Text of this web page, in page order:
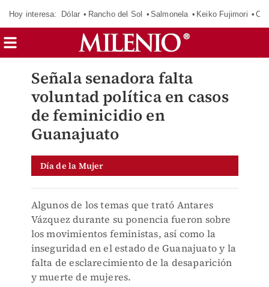
Hoy interesa: Dólar Rancho del Sol Salmonela Keiko Fujimori
Señala senadora falta
voluntad política en casos
de feminicidio en
Guanajuato
Día de la Mujer
Algunos de los temas que trató Antares
Vázquez durante su ponencia fueron sobre
los movimientos feministas, así como la
inseguridad en el estado de Guanajuato y la
falta de esclarecimiento de la desaparición
y muerte de mujeres.